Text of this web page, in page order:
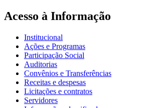
Acesso à Informação
Institucional
Ações e Programas
Participação Social
Auditorias
Convênios e Transferências
Receitas e despesas
Licitações e contratos
Servidores